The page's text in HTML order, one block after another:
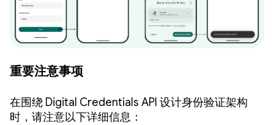
重要注意事项
在围绕 Digital Credentials API 设计身份验证架构
时，请注意以下详细信息：